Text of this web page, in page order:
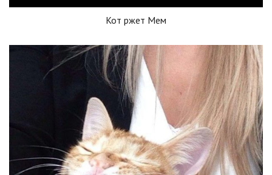
Кот ржет Мем